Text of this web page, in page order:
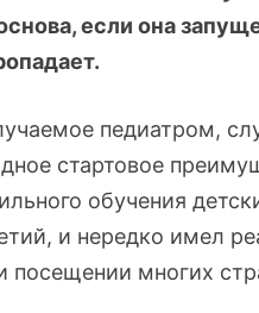
если она
педиатром,
стартовое
обучения
и нередко имел
посещении многих